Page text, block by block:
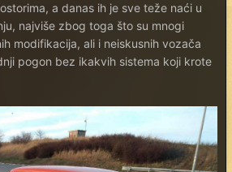
a danas ih je sve teže naći u
najviše zbog toga što su mnogi
modifikacija, ali i neiskusnih vozača
pogon bez ikakvih sistema koji krote